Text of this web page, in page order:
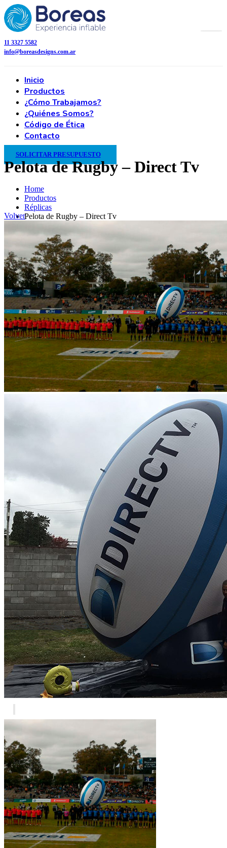
11 3327 5582
info@boreasdesigns.com.ar
Inicio
Productos
¿Cómo Trabajamos?
¿Quiénes Somos?
Código de Ética
Contacto
SOLICITAR PRESUPUESTO
Pelota de Rugby – Direct Tv
Home
Productos
Réplicas
Pelota de Rugby – Direct Tv
Volver